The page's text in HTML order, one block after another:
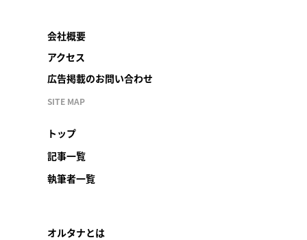
会社概要
アクセス
広告掲載のお問い合わせ
SITE MAP
トップ
記事一覧
執筆者一覧
オルタナとは